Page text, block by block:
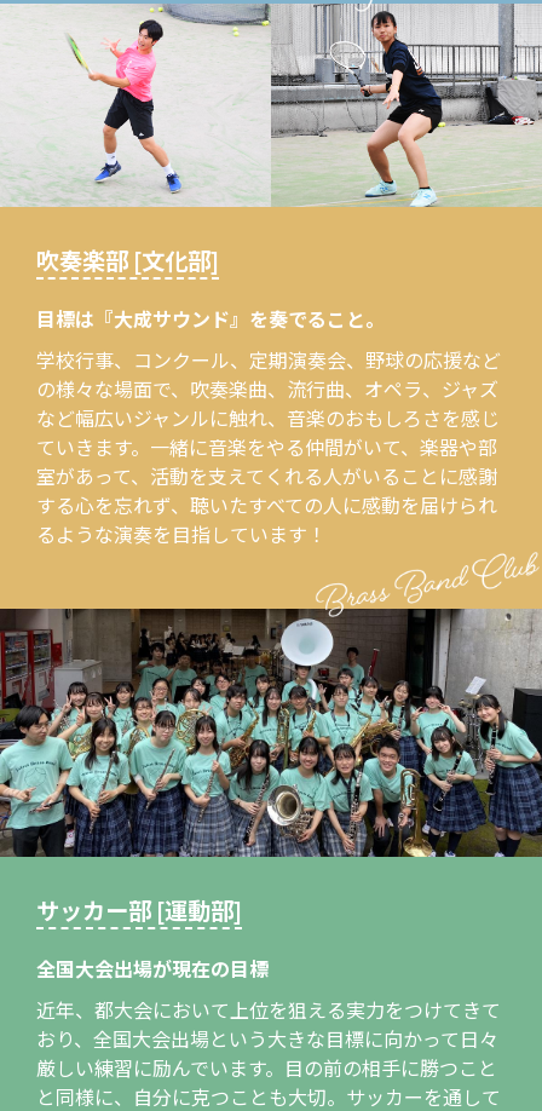
吹奏楽部 [文化部]
目標は『大成サウンド』を奏でること。
学校行事、コンクール、定期演奏会、野球の応援など
の様々な場面で、吹奏楽曲、流行曲、オペラ、ジャズ
など幅広いジャンルに触れ、音楽のおもしろさを感じ
ていきます。一緒に音楽をやる仲間がいて、楽器や部
室があって、活動を支えてくれる人がいることに感謝
する心を忘れず、聴いたすべての人に感動を届けられ
るような演奏を目指しています！
サッカー部 [運動部]
全国大会出場が現在の目標
近年、都大会において上位を狙える実力をつけてきて
おり、全国大会出場という大きな目標に向かって日々
厳しい練習に励んでいます。目の前の相手に勝つこと
と同様に、自分に克つことも大切。サッカーを通して